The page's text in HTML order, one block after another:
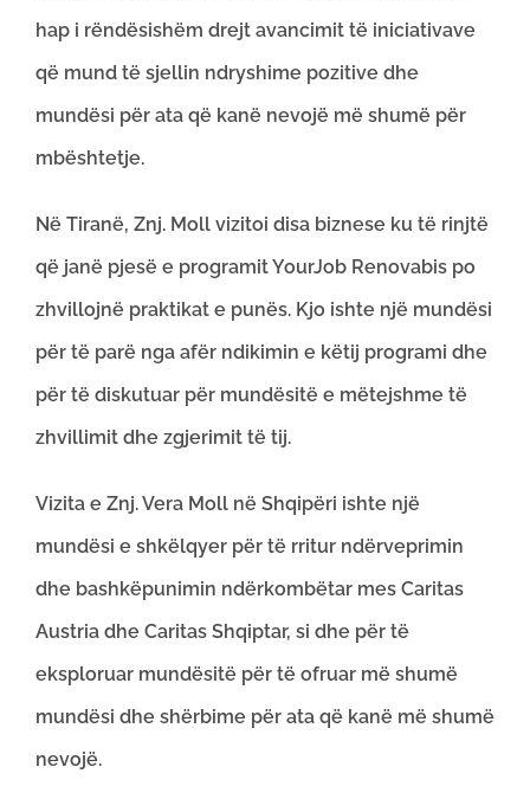
hap i rëndësishëm drejt avancimit të iniciativave
që mund të sjellin ndryshime pozitive dhe
mundësi për ata që kanë nevojë më shumë për
mbështetje.
Në Tiranë, Znj. Moll vizitoi disa biznese ku të rinjtë
që janë pjesë e programit YourJob Renovabis po
zhvillojnë praktikat e punës. Kjo ishte një mundësi
për të parë nga afër ndikimin e këtij programi dhe
për të diskutuar për mundësitë e mëtejshme të
zhvillimit dhe zgjerimit të tij.
Vizita e Znj. Vera Moll në Shqipëri ishte një
mundësi e shkëlqyer për të rritur ndërveprimin
dhe bashkëpunimin ndërkombëtar mes Caritas
Austria dhe Caritas Shqiptar, si dhe për të
eksploruar mundësitë për të ofruar më shumë
mundësi dhe shërbime për ata që kanë më shumë
nevojë.